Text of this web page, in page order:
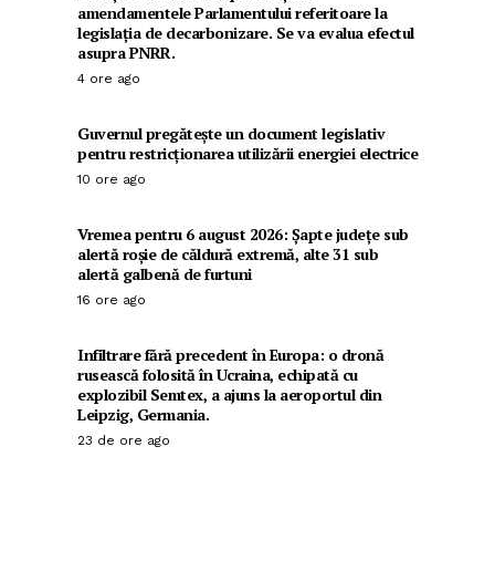
amendamentele Parlamentului referitoare la
legislația de decarbonizare. Se va evalua efectul
asupra PNRR.
4 ore ago
Guvernul pregătește un document legislativ
pentru restricționarea utilizării energiei electrice
10 ore ago
Vremea pentru 6 august 2026: Șapte județe sub
alertă roșie de căldură extremă, alte 31 sub
alertă galbenă de furtuni
16 ore ago
Infiltrare fără precedent în Europa: o dronă
rusească folosită în Ucraina, echipată cu
explozibil Semtex, a ajuns la aeroportul din
Leipzig, Germania.
23 de ore ago